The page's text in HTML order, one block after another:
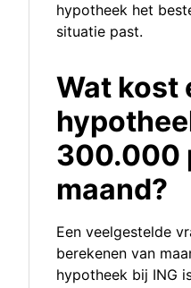
hypotheek het
situatie past.
Wat kost
300.000
maand?
Een veelgestelde
berekenen van
hypotheek bij ING